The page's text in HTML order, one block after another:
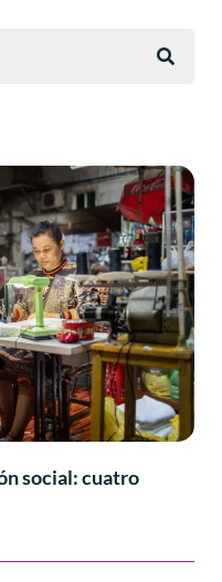
social: cuatro